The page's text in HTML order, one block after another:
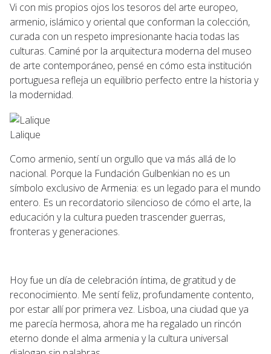
Vi con mis propios ojos los tesoros del arte europeo,
armenio, islámico y oriental que conforman la colección,
curada con un respeto impresionante hacia todas las
culturas. Caminé por la arquitectura moderna del museo
de arte contemporáneo, pensé en cómo esta institución
portuguesa refleja un equilibrio perfecto entre la historia y
la modernidad.
Lalique
Como armenio, sentí un orgullo que va más allá de lo
nacional. Porque la Fundación Gulbenkian no es un
símbolo exclusivo de Armenia: es un legado para el mundo
entero. Es un recordatorio silencioso de cómo el arte, la
educación y la cultura pueden trascender guerras,
fronteras y generaciones.
Hoy fue un día de celebración íntima, de gratitud y de
reconocimiento. Me sentí feliz, profundamente contento,
por estar allí por primera vez. Lisboa, una ciudad que ya
me parecía hermosa, ahora me ha regalado un rincón
eterno donde el alma armenia y la cultura universal